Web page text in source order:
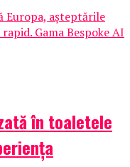
Europa, așteptările
Gama Bespoke AI
în toaletele